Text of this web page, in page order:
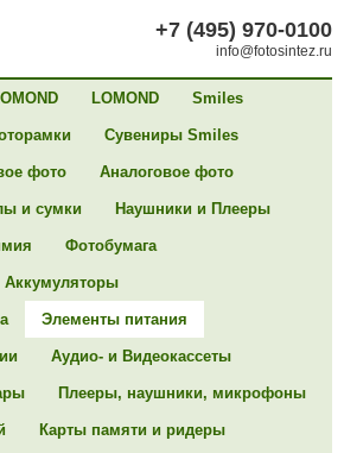
+7 (495) 970-0100
info@fotosintez.ru
LOMOND Smiles
Сувениры Smiles
фото Аналоговое фото
и сумки Наушники и Плееры
Фотобумага
Аккумуляторы
Элементы питания
Аудио- и Видеокассеты
Плееры, наушники, микрофоны
Карты памяти и ридеры